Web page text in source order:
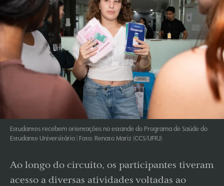
Estudantes recebem orientações no estande do Programa de Saúde do
Estudante Universitário | Foto: Renato Mariz (CCS/UFRJ)
Ao longo do circuito, os participantes tiveram
acesso a diversas atividades voltadas ao